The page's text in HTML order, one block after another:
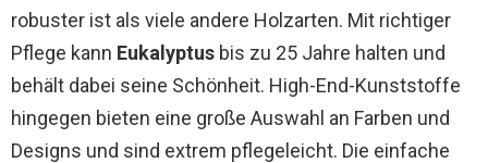
robuster ist als viele andere Holzarten. Mit richtiger
Pflege kann Eukalyptus bis zu 25 Jahre halten und
behält dabei seine Schönheit. High-End-Kunststoffe
hingegen bieten eine große Auswahl an Farben und
Designs und sind extrem pflegeleicht. Die einfache